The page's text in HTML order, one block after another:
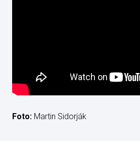
Foto: Martin Sidorják